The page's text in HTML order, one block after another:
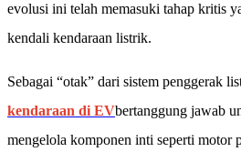
evolusi ini telah memasuki tahap kritis
kendali kendaraan listrik.
Sebagai “otak” dari sistem penggerak
kendaraan di EVbertanggung jawab
mengelola komponen inti seperti motor